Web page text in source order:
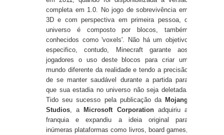
completa em 1.0. No jogo de sobrevivência em
3D e com perspectiva em primeira pessoa, o
universo é composto por blocos, também
conhecidos como 'voxels'. Não há um objetivo
especifico, contudo, Minecraft garante aos
jogadores o uso deste blocos para criar um
mundo diferente da realidade e tendo a precisão
de se manter saudável durante a partida para
que sua estadia no universo não seja deletada.
Tido seu sucesso pela publicação da Mojang
Studios , a Microsoft Corporationadquiriu a
franquia e expandiu a ideia original para
inúmeras plataformas como livros, board games,